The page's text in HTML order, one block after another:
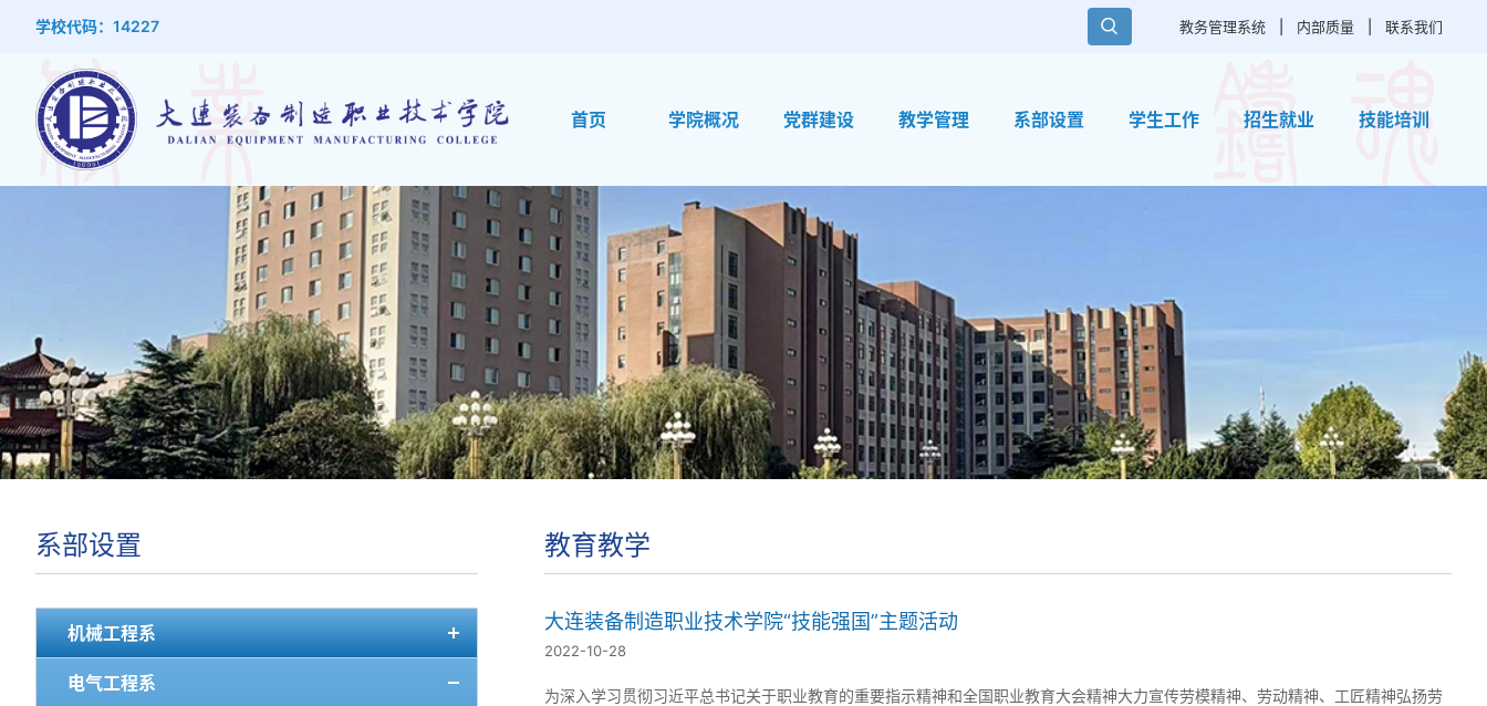
学校代码：14227 教务管理系统 内部质量 联系我们
首页 学院概况 党群建设 教学管理 系部设置 学生工作 招生就业 技能培训
教育教学
大连装备制造职业技术学院“技能强国”主题活动
2022-10-28
为深入学习贯彻习近平总书记关于职业教育的重要指示精神和全国职业教育大会精神大力宣传劳模精神、劳动精神、工匠精神弘扬劳
系部设置
机械工程系
电气工程系